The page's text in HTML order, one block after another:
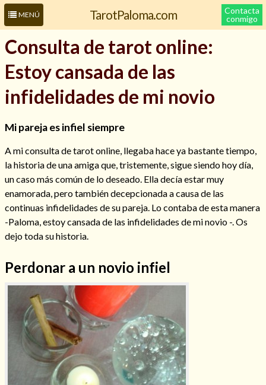
MENÚ TarotPaloma.com
Contacta
conmigo
Leer más sobre mí
Hechizos de amor
Consulta de tarot online:
Estoy cansada de las
infidelidades de mi novio
Mi pareja es infiel siempre
A mi consulta de tarot online, llegaba hace ya bastante tiempo,
la historia de una amiga que, tristemente, sigue siendo hoy día,
un caso más común de lo deseado. Ella decía estar muy
enamorada, pero también decepcionada a causa de las
continuas infidelidades de su pareja. Lo contaba de esta manera
-Paloma, estoy cansada de las infidelidades de mi novio -. Os
dejo toda su historia.
Perdonar a un novio infiel